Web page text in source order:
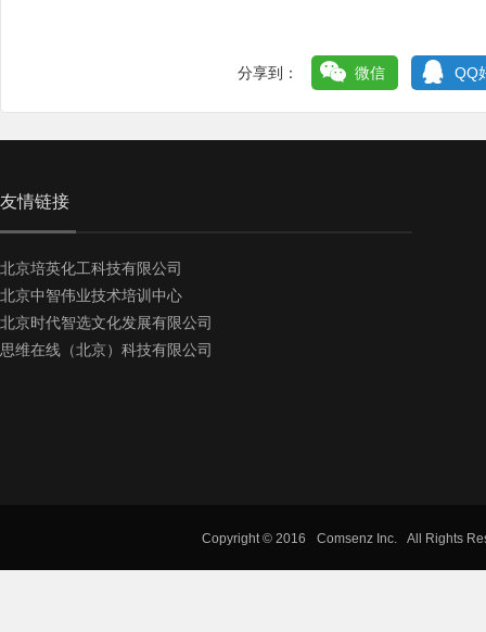
分享到： 微信 QQ
友情链接
北京培英化工科技有限公司
北京中智伟业技术培训中心
北京时代智选文化发展有限公司
思维在线（北京）科技有限公司
Copyright © 2016 Comsenz Inc. All Rights